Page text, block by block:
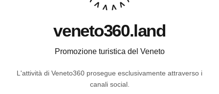
veneto360.land
Promozione turistica del Veneto
L'attività di Veneto360 prosegue esclusivamente attraverso i
canali social.